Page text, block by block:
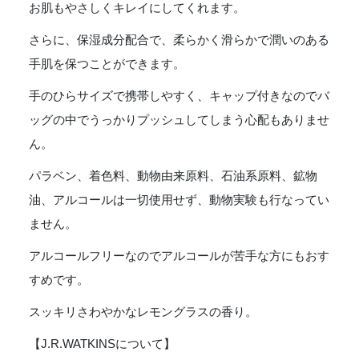
お肌もやさしくキレイにしてくれます。
さらに、保湿成分配合で、柔らかく滑らかで潤いのある
手肌を保つことができます。
手のひらサイズで携帯しやすく、キャップ付きなのでバ
ッグの中でうっかりプッシュしてしまう心配もありませ
ん。
パラベン、着色料、動物由来原料、石油系原料、鉱物
油、アルコールは一切使用せず、動物実験も行なってい
ません。
アルコールフリーなのでアルコールが苦手な方にもおす
すめです。
スッキリさわやかなレモングラスの香り。
【J.R.WATKINSについて】